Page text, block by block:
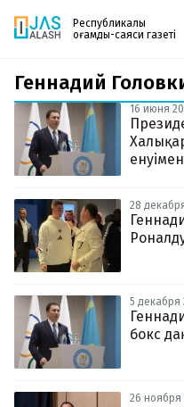
Республикалық
қоғамдық-саяси газеті
Жаңалықтар
Спорт
Live
Руханият
Аймақ
Архив
Заң және тәртіп
Редакциямен байланыс
+7 708 604 51 06
Жарнама бөлімі
Пошта
Газетке жазылу
PDF форматтағы
поштаңызға алып
шыққан сәтте сізге бірден
Геннадий
16 июня
28
5 декабря
бокс
26 ноября